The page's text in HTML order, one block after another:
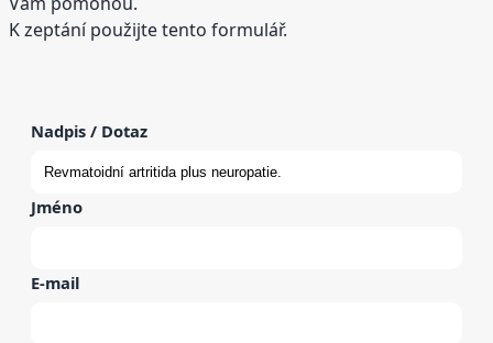
K zeptání použijte tento formulář.
Nadpis / Dotaz
Jméno
E-mail